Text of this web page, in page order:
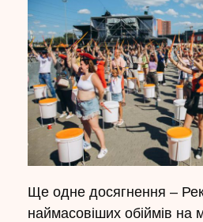
Ще одне досягнення –
наймасовіших обіймів на